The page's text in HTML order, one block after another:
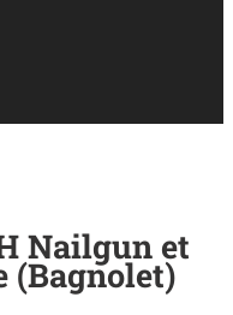
Nailgun et
(Bagnolet)